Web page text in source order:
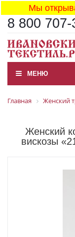
Мы
8 800 707-
МЕНЮ
Главная Женский
Женский
вискозы